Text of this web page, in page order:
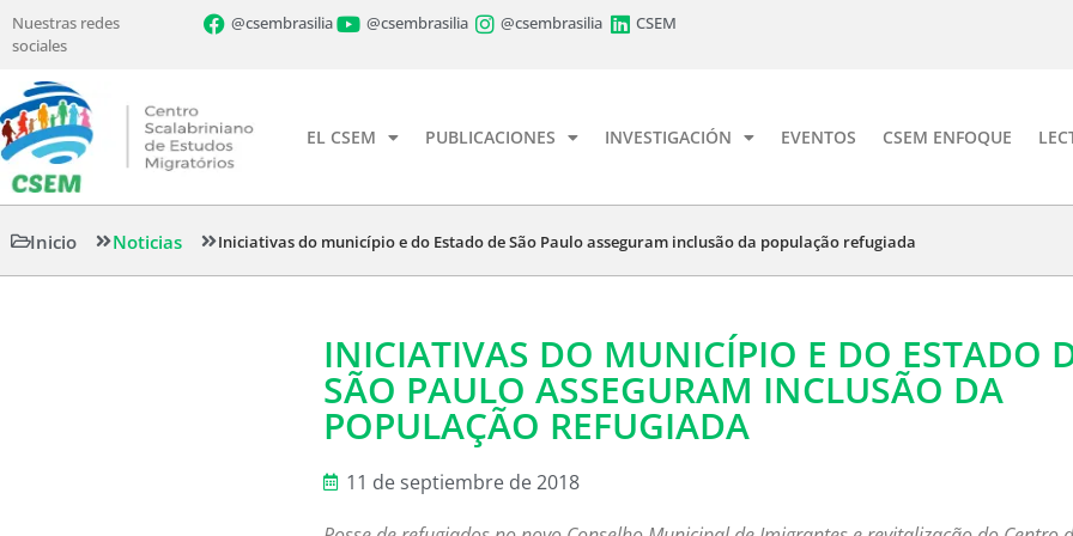
Nuestras redes
sociales
@csembrasilia @csembrasilia @csembrasilia CSEM
EL CSEM PUBLICACIONES INVESTIGACIÓN EVENTOS CSEM ENFOQUE
Inicio Noticias Iniciativas do município e do Estado de São Paulo asseguram inclusão da população refugiada
INICIATIVAS DO MUNICÍPIO E DO ESTADO
SÃO PAULO ASSEGURAM INCLUSÃO DA
POPULAÇÃO REFUGIADA
11 de septiembre de 2018